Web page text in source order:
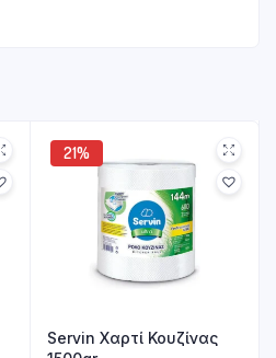
21%
Servin Χαρτί Κουζίνας